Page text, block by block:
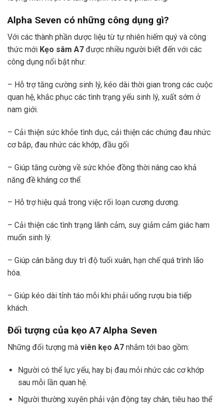
Alpha Seven có những công dụng gì?
Với các thành phần dược liệu từ tự nhiên hiếm quý và công
thức mới Kẹo sâm A7 được nhiều người biết đến với các
công dụng nổi bật như:
– Hỗ trợ tăng cường sinh lý, kéo dài thời gian trong các cuộc
quan hệ, khắc phục các tình trạng yếu sinh lý, xuất sớm ở
nam giới.
– Cải thiện sức khỏe tình dục, cải thiện các chứng đau nhức
cơ bắp, đau nhức các khớp, đầu gối
– Giúp tăng cường về sức khỏe đồng thời nâng cao khả
năng đề kháng cơ thể.
– Hỗ trợ hiệu quả trong việc rối loạn cương dương.
– Cải thiện các tình trạng lãnh cảm, suy giảm cảm giác ham
muốn sinh lý.
– Giúp cân bằng duy trì độ tuổi xuân, hạn chế quá trình lão
hóa.
– Giúp kéo dài tỉnh táo mỗi khi phải uống rượu bia tiếp
khách.
Đối tượng của kẹo A7 Alpha Seven
Những đối tượng mà viên kẹo A7 nhắm tới bao gồm:
Người có thể lực yếu, hay bị đau mỏi nhức các cơ khớp
sau mỗi lần quan hệ.
Người thường xuyên phải vận động tay chân, tiêu hao thể